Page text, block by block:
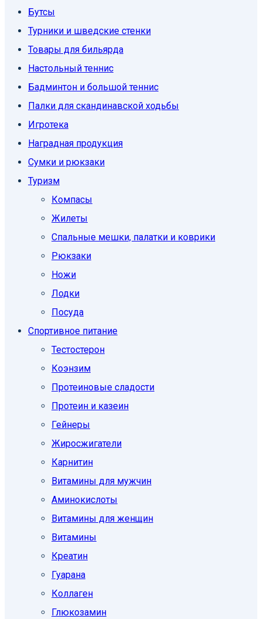
Бутсы
Турники и шведские стенки
Товары для бильярда
Настольный теннис
Бадминтон и большой теннис
Палки для скандинавской ходьбы
Игротека
Наградная продукция
Сумки и рюкзаки
Туризм
Компасы
Жилеты
Спальные мешки, палатки и коврики
Рюкзаки
Ножи
Лодки
Посуда
Спортивное питание
Тестостерон
Коэнзим
Протеиновые сладости
Протеин и казеин
Гейнеры
Жиросжигатели
Карнитин
Витамины для мужчин
Аминокислоты
Витамины для женщин
Витамины
Креатин
Гуарана
Коллаген
Глюкозамин